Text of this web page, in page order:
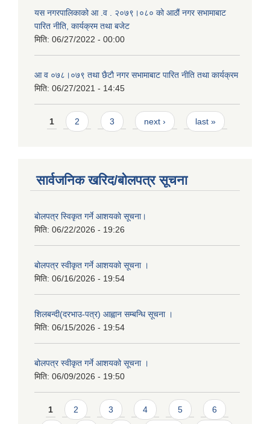
यस नगरपालिकाको आ‍ .व . २०७९।०८० को आठौं नगर सभामाबाट
पारित नीति, कार्यक्रम तथा बजेट
मिति: 06/27/2022 - 00:00
आ‍ व ०७८।०७९ तथा छैटाै नगर सभामाबाट पारित नीति तथा कार्यक्रम
मिति: 06/27/2021 - 14:45
Pages
1 2 3 next › last »
सार्वजनिक खरिद/बोलपत्र सूचना
बाेलपत्र स्विकृत गर्ने आशयकाे सूचना।
मिति: 06/22/2026 - 19:26
बोलपत्र स्वीकृत गर्ने आशयको सूचना ।
मिति: 06/16/2026 - 19:54
शिलबन्दी(दरभाउ-पत्र) आह्वान सम्बन्धि सूचना ।
मिति: 06/15/2026 - 19:54
बोलपत्र स्वीकृत गर्ने आशयको सूचना ।
मिति: 06/09/2026 - 19:50
Pages
1 2 3 4 5 6